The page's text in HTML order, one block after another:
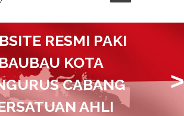
RESMI PAKI
BAUBAU KOTA
CABANG
AHLI
>